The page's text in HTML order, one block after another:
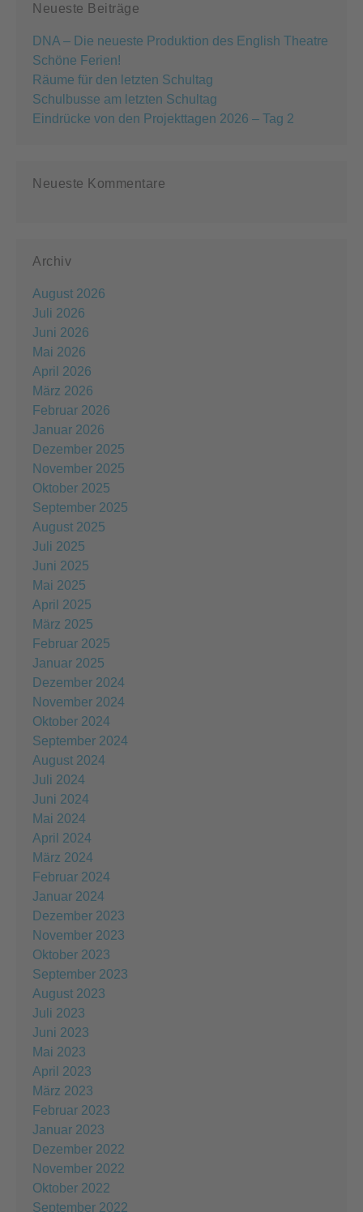
Neueste Beiträge
DNA – Die neueste Produktion des English Theatre
Schöne Ferien!
Räume für den letzten Schultag
Schulbusse am letzten Schultag
Eindrücke von den Projekttagen 2026 – Tag 2
Neueste Kommentare
Archiv
August 2026
Juli 2026
Juni 2026
Mai 2026
April 2026
März 2026
Februar 2026
Januar 2026
Dezember 2025
November 2025
Oktober 2025
September 2025
August 2025
Juli 2025
Juni 2025
Mai 2025
April 2025
März 2025
Februar 2025
Januar 2025
Dezember 2024
November 2024
Oktober 2024
September 2024
August 2024
Juli 2024
Juni 2024
Mai 2024
April 2024
März 2024
Februar 2024
Januar 2024
Dezember 2023
November 2023
Oktober 2023
September 2023
August 2023
Juli 2023
Juni 2023
Mai 2023
April 2023
März 2023
Februar 2023
Januar 2023
Dezember 2022
November 2022
Oktober 2022
September 2022